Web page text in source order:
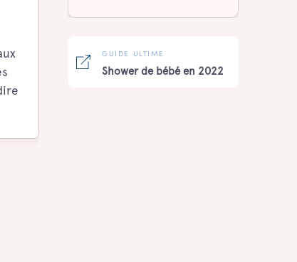
GUIDE ULTIME
Shower de bébé en 2022